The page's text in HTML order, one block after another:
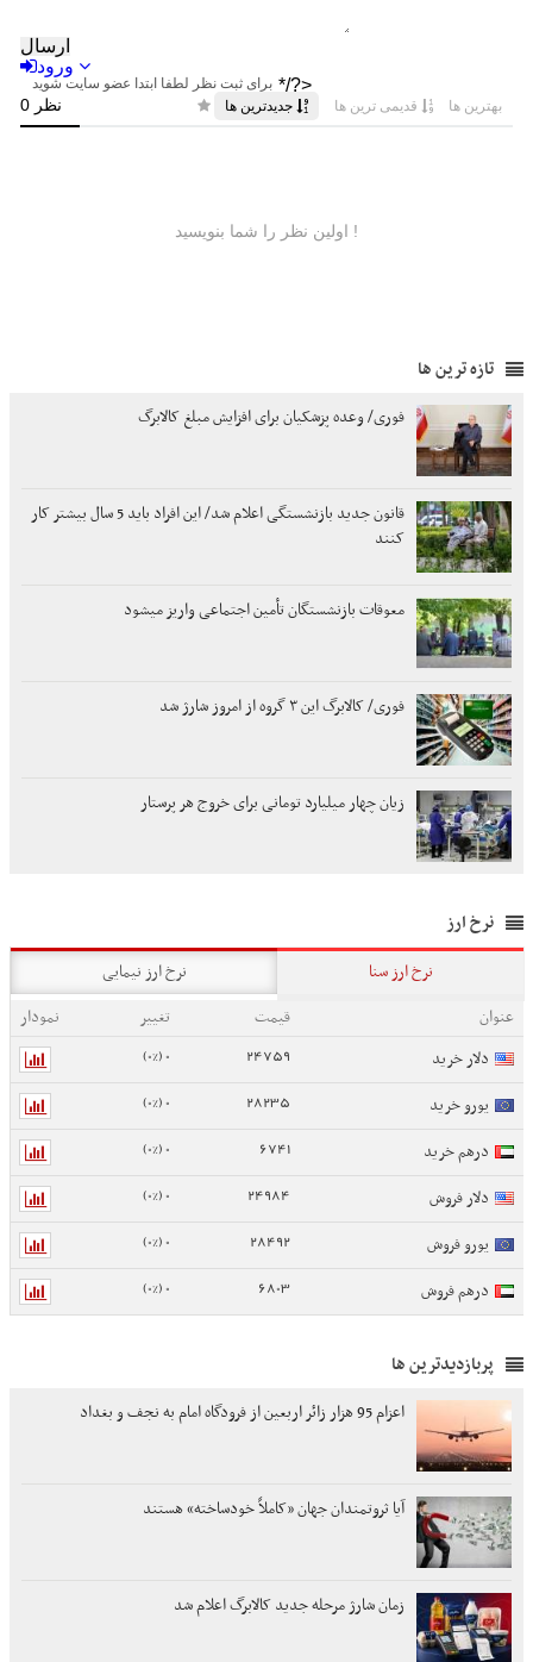
تازه ترین ها
فوری/ وعده پزشکیان برای افزایش مبلغ کالابرگ
قانون جدید بازنشستگی اعلام شد/ این افراد باید 5 سال بیشتر کار
کنند
معوقات بازنشستگان تأمین اجتماعی واریز میشود
فوری/ کالابرگ این ۳ گروه از امروز شارژ شد
زیان چهار میلیارد تومانی برای خروج هر پرستار
نرخ ارز
نرخ ارز سنا
نرخ ارز نیمایی
عنوان
قیمت تغییر
نمودار
دلار خرید
24759
0 (0%)
یورو خرید 28235
0 (0%)
درهم خرید 6741
0 (0%)
دلار فروش 24984
0 (0%)
یورو فروش 28492
0 (0%)
درهم فروش 6803
0 (0%)
پربازدیدترین ها
اعزام 95 هزار زائر اربعین از فرودگاه امام به نجف و بغداد
آیا ثروتمندان جهان «کاملاً خودساخته» هستند
زمان شارژ مرحله جدید کالابرگ اعلام شد